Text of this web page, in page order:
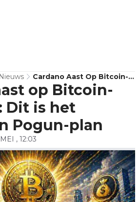
Cardano Aast Op Bitcoin-
Miljarden: Dit Is Het
Omstreden Pogun-Plan
op Bitcoin-
Dit is het
Pogun-plan
, 12:03